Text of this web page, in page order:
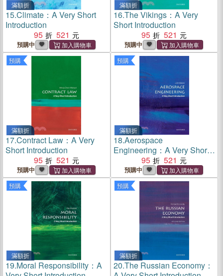
滿額折
15.Climate：A Very Short
Introduction
95
521
預購中
滿額折
16.The Vikings：A Very
Short Introduction
95
521
預購中
預購
滿額折
17.Contract Law：A Very
Short Introduction
95
521
預購中
預購
滿額折
18.Aerospace
Engineering：A Very Short
Introduction
95 521
預購中
預購
滿額折
19.Moral Responsibility：A
預購
滿額折
20.The Russian Economy：